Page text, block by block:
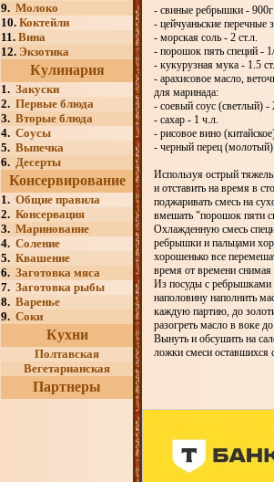
9. Молоко
10. Коктейли
11. Вина
12. Экзотика
Кулинария
1. Закуски
2. Первые блюда
3. Вторые блюда
4. Соусы
5. Выпечка
6. Десерты
Консервирование
1. Общие правила
2. Консервация
3. Маринование
4. Соление
5. Квашение
6. Заготовка мяса
7. Заготовка рыбы
8. Варенье
9. Соки
Кухни
Полтавская
Вегетарианская
Партнеры
- свиные ребрышки - 900г
- цейчуаньские перечные
- морская соль - 2 ст.л.
- порошок пять специй -
- кукурузная мука - 1.5
- арахисовое масло,
для маринада:
- соевый соус (светлый) -
- сахар - 1 ч.л.
- рисовое вино
- черный перец
Используя острый
и отставить на время в
поджаривать смесь на
вмешать "порошок пяти
Охлажденную смесь
ребрышки и пальцами
хорошенько все
время от времени
Из посуды с ребрышками
наполовину наполнить
каждую партию, до
разогреть масло в воке
Вынуть и обсушить на
ложки смеси оставшихся